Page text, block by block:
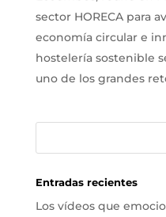
sector HORECA para
economía circular e
hostelería sostenible
uno de los grandes
Entradas recientes
Los vídeos que